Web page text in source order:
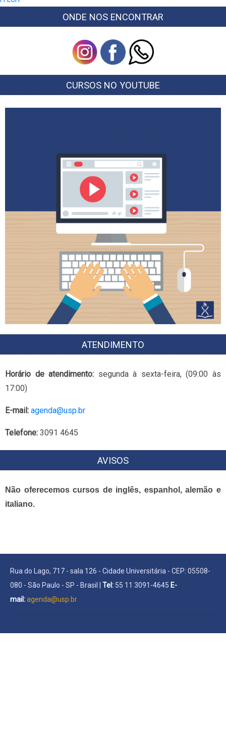
ONDE NOS ENCONTRAR
CURSOS NO YOUTUBE
ATENDIMENTO
Horário de atendimento: segunda à sexta-feira, (09:00 às
17:00)
E-mail: agenda@usp.br
Telefone: 3091 4645
AVISOS
Não oferecemos cursos de inglês, espanhol, alemão e
italiano.
Rua do Lago, 717 - sala 126 - Cidade Universitária - CEP: 05508-
080 - São Paulo - SP - Brasil | Tel: 55 11 3091-4645 E-
mail:agenda@usp.br